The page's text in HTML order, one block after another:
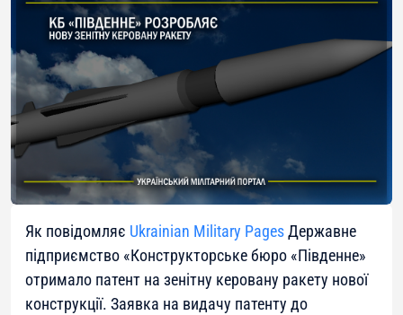
Як повідомляє Ukrainian Military PagesДержавне
підприємство «Конструкторське бюро «Південне»
отримало патент на зенітну керовану ракету нової
конструкції. Заявка на видачу патенту до